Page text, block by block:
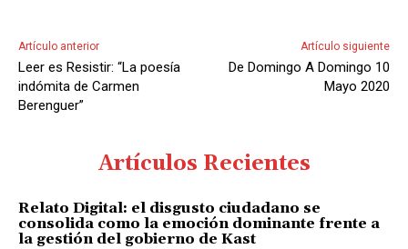
Artículo anterior
Leer es Resistir: “La poesía
indómita de Carmen
Berenguer”
Artículo siguiente
De Domingo A Domingo 10
Mayo 2020
Artículos Recientes
Relato Digital: el disgusto ciudadano se
consolida como la emoción dominante frente a
la gestión del gobierno de Kast